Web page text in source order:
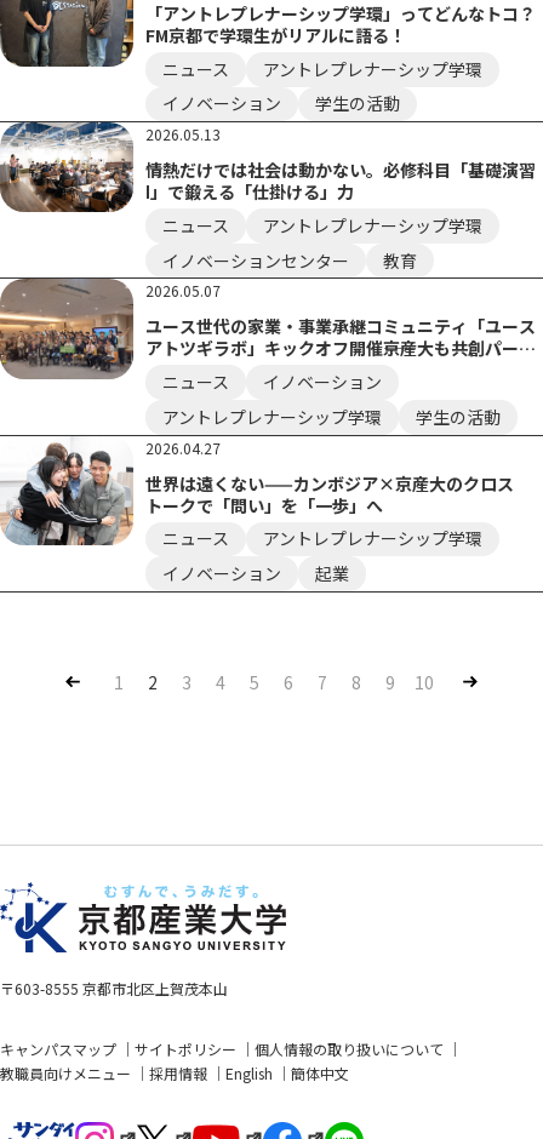
「アントレプレナーシップ学環」ってどんなトコ？
FM京都で学環生がリアルに語る！
ニュース
アントレプレナーシップ学環
イノベーション
学生の活動
2026.05.13
情熱だけでは社会は動かない。必修科目「基礎演習
Ⅰ」で鍛える「仕掛ける」力
ニュース
アントレプレナーシップ学環
イノベーションセンター
教育
2026.05.07
ユース世代の家業・事業承継コミュニティ「ユース
アトツギラボ」キックオフ開催――京産大も共創パート
ニュース
イノベーション
アントレプレナーシップ学環
学生の活動
2026.04.27
世界は遠くない——カンボジア×京産大のクロス
トークで「問い」を「一歩」へ
ニュース
アントレプレナーシップ学環
イノベーション
起業
Pre 1 2 3 4 5 6 7 8 9 10 Nex
〒603-8555 京都市北区上賀茂本山
キャンパスマップ サイトポリシー
個人情報の取り扱いについて
教職員向けメニュー
採用情報 English 簡体中文